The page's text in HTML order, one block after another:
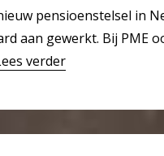
pensioenstelsel in
aan gewerkt. Bij PME
verder